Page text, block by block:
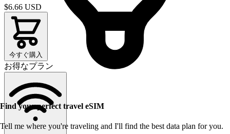
$6.66 USD
今すぐ購入
お得なプラン
Find your perfect travel eSIM
Tell me where you're traveling and I'll find the best data plan for you.